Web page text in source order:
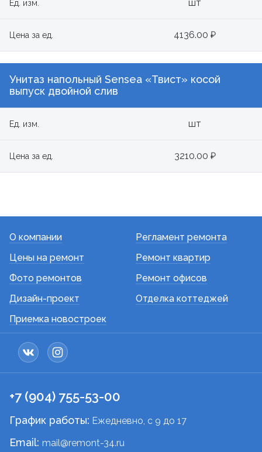
Ед. изм. шт
Цена за ед. 4136.00 ₽
Унитаз напольный Sensea «Твист» косой
выпуск двойной слив
Ед. изм. шт
Цена за ед. 3210.00 ₽
О компании
Цены на ремонт
Фото ремонтов
Дизайн-проект
Приемка новостроек
Регламент ремонта
Ремонт квартир
Ремонт офисов
Отделка коттеджей
+7 (904) 755-53-00
График работы: Ежедневно, c 9 до 17
Email: mail@remont-34.ru